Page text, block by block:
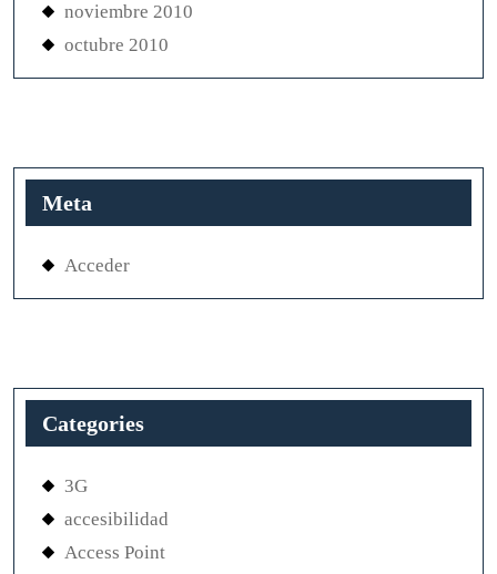
noviembre 2010
octubre 2010
Meta
Acceder
Categories
3G
accesibilidad
Access Point